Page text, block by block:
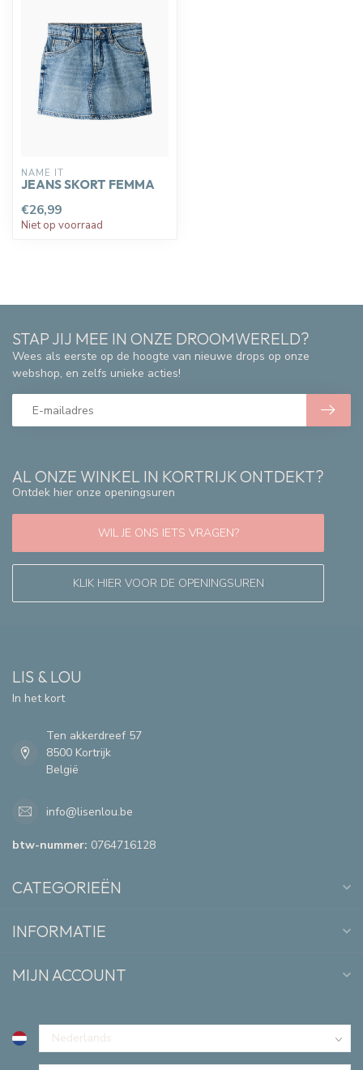
NAME IT
JEANS SKORT FEMMA
€26,99
Niet op voorraad
AL ONZE WINKEL IN KORTRIJK ONTDEKT?
Ontdek hier onze openingsuren
WIL JE ONS IETS VRAGEN?
KLIK HIER VOOR DE OPENINGSUREN
STAP JIJ MEE IN ONZE DROOMWERELD?
Wees als eerste op de hoogte van nieuwe drops op onze
webshop, en zelfs unieke acties!
LIS & LOU
In het kort
Ten akkerdreef 57
8500 Kortrijk
België
info@lisenlou.be
btw-nummer: 0764716128
CATEGORIEËN
INFORMATIE
MIJN ACCOUNT